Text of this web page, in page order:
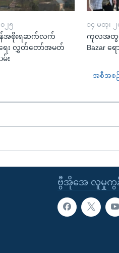
၂၅
အစိုးရဆက်လက်
း လွှတ်တော်အမတ်
း
၁၄ မတ္၊ ၂
ကုလအတွင်း
Bazar ရ
အစီအစဉ်
ဗွီအိုအေ လူမှုကွန်